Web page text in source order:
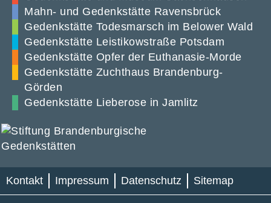
Mahn- und Gedenkstätte Ravensbrück
Gedenkstätte Todesmarsch im Belower Wald
Gedenkstätte Leistikowstraße Potsdam
Gedenkstätte Opfer der Euthanasie-Morde
Gedenkstätte Zuchthaus Brandenburg-
Görden
Gedenkstätte Lieberose in Jamlitz
Kontakt Impressum Datenschutz Sitemap